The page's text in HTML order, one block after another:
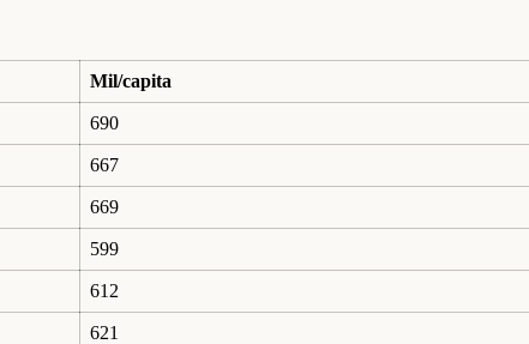
Mil/capita
690
667
669
599
612
621